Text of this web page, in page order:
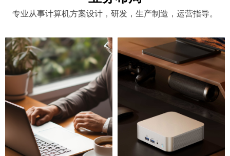
专业从事计算机方案设计，研发，生产制造，运营指导。